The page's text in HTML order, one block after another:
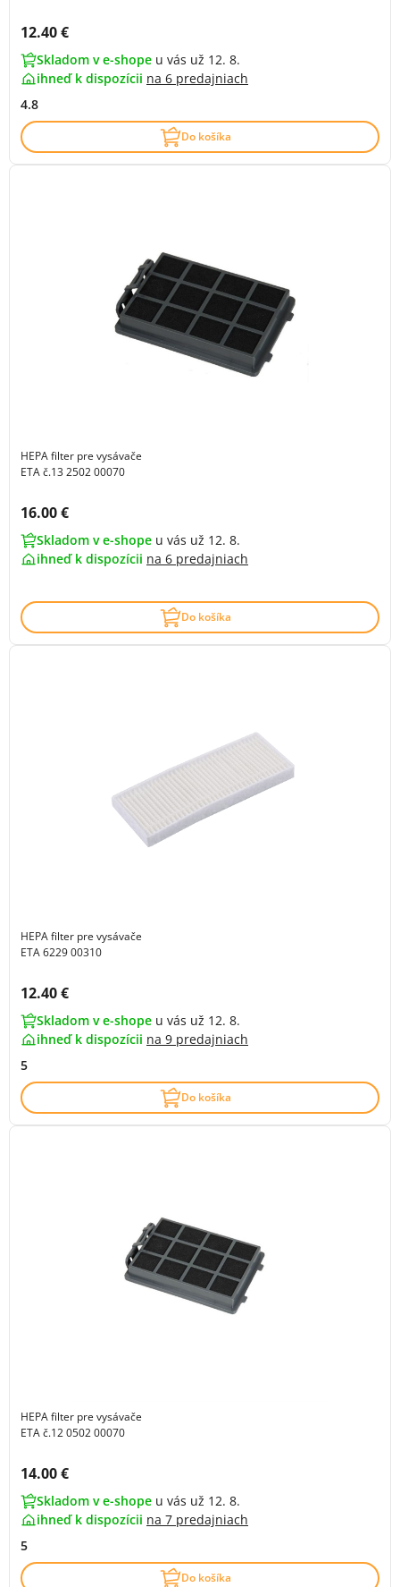
Cena s DPH:
12.40 €
Skladom v e-shope u vás už 12. 8.
ihneď k dispozícii na 6 predajniach
4.8
Do košíka
HEPA filter pre vysávače
ETA č.13 2502 00070
Cena s DPH:
16.00 €
Skladom v e-shope u vás už 12. 8.
ihneď k dispozícii na 6 predajniach
Do košíka
HEPA filter pre vysávače
ETA 6229 00310
Cena s DPH:
12.40 €
Skladom v e-shope u vás už 12. 8.
ihneď k dispozícii na 9 predajniach
5
Do košíka
HEPA filter pre vysávače
ETA č.12 0502 00070
Cena s DPH:
14.00 €
Skladom v e-shope u vás už 12. 8.
ihneď k dispozícii na 7 predajniach
5
Do košíka